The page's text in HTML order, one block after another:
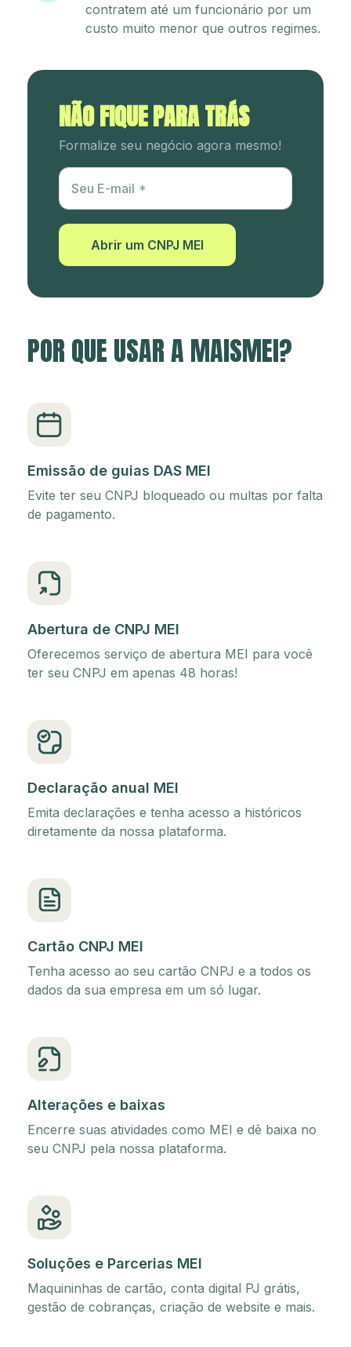
contratem até um funcionário por um
custo muito menor que outros regimes.
NÃO FIQUE PARA TRÁS
Formalize seu negócio agora mesmo!
Utm Content
Seu E-mail
Abrir um CNPJ MEI
POR QUE USAR A MAISMEI?
Emissão de guias DAS MEI
Evite ter seu CNPJ bloqueado ou multas por falta
de pagamento.
Abertura de CNPJ MEI
Oferecemos serviço de abertura MEI para você
ter seu CNPJ em apenas 48 horas!
Declaração anual MEI
Emita declarações e tenha acesso a históricos
diretamente da nossa plataforma.
Cartão CNPJ MEI
Tenha acesso ao seu cartão CNPJ e a todos os
dados da sua empresa em um só lugar.
Alterações e baixas
Encerre suas atividades como MEI e dê baixa no
seu CNPJ pela nossa plataforma.
Soluções e Parcerias MEI
Maquininhas de cartão, conta digital PJ grátis,
gestão de cobranças, criação de website e mais.